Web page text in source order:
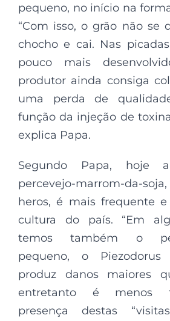
pequeno, no início na
“Com isso, o grão não se
chocho e cai. Nas
pouco mais
produtor ainda consiga
uma perda de
função da injeção de
explica Papa.
Segundo Papa, hoje
percevejo-marrom-da-
heros, é mais frequente
cultura do país. “Em
temos também o
pequeno, o
produz danos maiores
entretanto é menos
presença destas